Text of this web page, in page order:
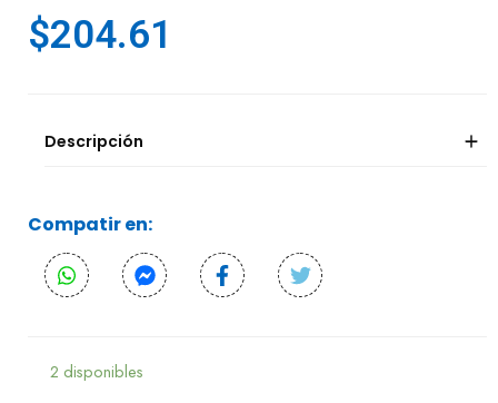
$204.61
Descripción
Compatir en:
2 disponibles